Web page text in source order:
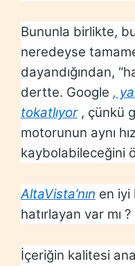
Bununla birlikte,
neredeyse
dayandığından,
dertte. Google ,
tokatlıyor, çünkü
motorunun aynı
kaybolabileceğini
AltaVista’nın en iyi
hatırlayan var mı ?
İçeriğin kalitesi